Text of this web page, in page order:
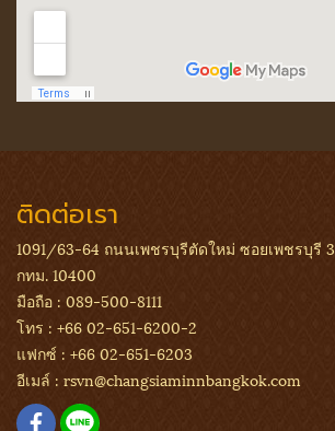
ติดต่อเรา
1091/63-64 ถนนเพชรบุรีตัดใหม่ ซอยเพชรบุรี
กทม. 10400
มือถือ : 089-500-8111
โทร : +66 02-651-6200-2
แฟกซ์ : +66 02-651-6203
อีเมล์ : rsvn@changsiaminnbangkok.com